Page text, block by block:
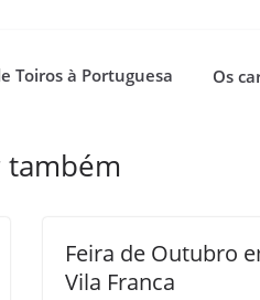
Toiros à Portuguesa
Os
também
Feira de Outubro
Vila Franca